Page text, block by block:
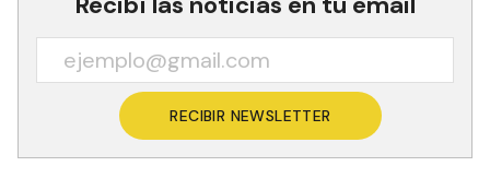
RECIBIR NEWSLETTER